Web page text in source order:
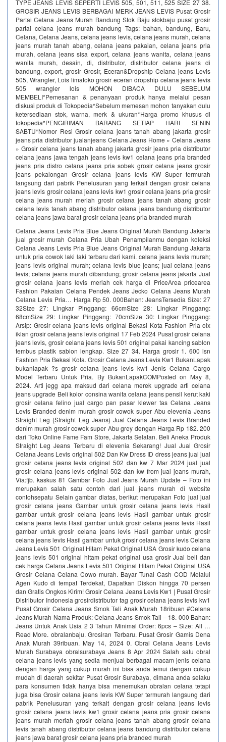
TYPE JEANS LEVIS SEPERTI LEVIS 505, 501, 511, 525 SIZE 27 38.
GROSIR JEANS LEVIS BERBAGAI MERK JEANS LEVIS Pusat Grosir
Partai Celana Jeans Murah Bandung Stok Baju stokbaju pusat grosir
partai celana jeans murah bandung Tags: bahan, bandung, Baru,
Celana, Celana Jeans, celana jeans levis, celana jeans murah, celana
jeans murah tanah abang, celana jeans pakaian, celana jeans pria
murah, celana jeans sisa export, celana jeans wanita, celana jeans
wanita murah, desain, di, distributor, distributor celana jeans di
bandung, export, grosir Grosir, Eceran&Dropship Celana jeans Levis
505, Wrangler, Lois limatoko grosir eceran dropship celana jeans levis
505 wrangler lois MOHON DIBACA DULU SEBELUM
MEMBELI*Pemesanan & penanyaan produk hanya melalui pesan
diskusi produk di Tokopedia*Sebelum memesan mohon tanyakan dulu
ketersediaan stok, warna, merk & ukuran*Harga promo khusus di
tokopedia*PENGIRIMAN BARANG SETIAP HARI SENIN
SABTU*Nomor Resi Grosir celana jeans tanah abang jakarta grosir
jeans pria distributor jualanjeans Celana Jeans Home » Celana Jeans
» Grosir celana jeans tanah abang jakarta grosir jeans pria distributor
celana jeans jawa tengah jeans levis kw1 celana jeans pria branded
jeans pria distro celana jeans pria sobek grosir celana jeans grosir
jeans pekalongan Grosir celana jeans levis KW Super termurah
langsung dari pabrik‎ Penelusuran yang terkait dengan grosir celana
jeans levis grosir celana jeans levis kw1 grosir celana jeans pria grosir
celana jeans murah meriah grosir celana jeans tanah abang grosir
celana levis tanah abang distributor celana jeans bandung distributor
celana jeans jawa barat grosir celana jeans pria branded murah
Celana Jeans Levis Pria Blue Jeans Original Murah Bandung Jakarta
jual grosir murah Celana Pria Ubah Penampilanmu dengan koleksi
Celana Jeans Levis Pria Blue Jeans Original Murah Bandung Jakarta
untuk pria cowok laki laki terbaru dari kami. celana jeans levis murah;
jeans levis original murah; celana levis blue jeans; jual celana jeans
levis; celana jeans murah dibandung; grosir celana jeans jakarta Jual
grosir celana jeans levis meriah cek harga di PriceArea pricearea
Fashion Pakaian Celana Pendek Jeans Jecko Celana Jeans Murah
Celana Levis Pria… Harga Rp 50. 000Bahan: JeansTersedia Size: 27
32Size 27: Lingkar Pinggang: 66cmSize 28: Lingkar Pinggang:
68cmSize 29: Lingkar Pinggang: 70cmSize 30: Lingkar Pinggang:
Arsip: Grosir celana jeans levis original Bekasi Kota Fashion Pria olx
iklan grosir celana jeans levis original 17 Feb 2024 Pusat grosir celana
jeans levis, grosir celana jeans levis 501 original pakai kancing sablon
tembus plastik sablon lengkap. Size 27 34. Harga grosir 1. 600 lsn
Fashion Pria Bekasi Kota. Grosir Celana Jeans Levis Kw1 BukanLapak
bukanlapak ?s grosir celana jeans levis kw1 Jenis Celana Cargo
Model Terbaru Untuk Pria. By BukanLapakCOMPosted on May 8,
2024. Arti jegg apa maksud dari celana merek upgrade arti celana
jeans upgrade Beli kolor consina wanita celana jeans pensil kerut kaki
grosir celana felino jual cargo pan pasar klewer tas Celana Jeans
Levis Branded denim murah grosir cowok super Abu elevenia Jeans
Straight Leg (Straight Leg Jeans) Jual Celana Jeans Levis Branded
denim murah grosir cowok super Abu grey dengan Harga Rp 182. 200
dari Toko Online Fame Fam Store, Jakarta Selatan. Beli Aneka Produk
Straight Leg Jeans Terbaru di elevenia Sekarang! Jual Jual Grosir
Celana Jeans Levis original 502 Dan Kw Dress ID dress jeans jual jual
grosir celana jeans levis original 502 dan kw 7 Mar 2024 jual jual
grosir celana jeans levis original 502 dan kw from jual jeans murah,
Via:fjb. kaskus 81 Gambar Foto Jual Jeans Murah Update – Foto ini
merupakan salah satu contoh dari jual jeans murah di website
contohsepatu Selain gambar diatas, berikut merupakan Foto jual jual
grosir celana jeans Gambar untuk grosir celana jeans levis Hasil
gambar untuk grosir celana jeans levis Hasil gambar untuk grosir
celana jeans levis Hasil gambar untuk grosir celana jeans levis Hasil
gambar untuk grosir celana jeans levis Hasil gambar untuk grosir
celana jeans levis Hasil gambar untuk grosir celana jeans levis Celana
Jeans Levis 501 Original Hitam Pekat Original USA Grosir kudo celana
jeans levis 501 original hitam pekat original usa grosir Jual beli dan
cek harga Celana Jeans Levis 501 Original Hitam Pekat Original USA
Grosir Celana Celana Cowo murah. Bayar Tunai Cash COD Melalui
Agen Kudo di tempat Terdekat, Dapatkan Diskon hingga 70 persen
dan Gratis Ongkos Kirim! Grosir Celana Jeans Levis Kw1 | Pusat Grosir
Distributor Indonesia grosirdistributor tag grosir celana jeans levis kw1
Pusat Grosir Celana Jeans Smok Tali Anak Murah 18ribuan #Celana
Jeans Murah Nama Produk: Celana Jeans Smok Tali – 18. 000 Bahan:
Jeans Untuk Anak Usia 2 3 Tahun Minimal Order: 6pcs – Size: All …
Read More. obralanbaju. Grosiran Terbaru. Pusat Grosir Gamis Dena
Anak Murah 39ribuan. May 14, 2024 0. Obral Celana Jeans Levis
Murah Surabaya obralsurabaya Jeans 8 Apr 2024 Salah satu obral
celana jeans levis yang sedia menjual berbagai macam jenis celana
dengan harga yang cukup murah ini bisa anda temui dengan cukup
mudah di daerah sekitar Pusat Grosir Surabaya, dimana anda selaku
para konsumen tidak hanya bisa menemukan obralan celana tetapi
juga bisa Grosir celana jeans levis KW Super termurah langsung dari
pabrik‎ Penelusuran yang terkait dengan grosir celana jeans levis
grosir celana jeans levis kw1 grosir celana jeans pria grosir celana
jeans murah meriah grosir celana jeans tanah abang grosir celana
levis tanah abang distributor celana jeans bandung distributor celana
jeans jawa barat grosir celana jeans pria branded murah